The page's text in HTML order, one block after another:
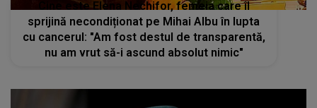
Cine este Elena Nechifor, femeia care îl
sprijină necondiționat pe Mihai Albu în lupta
cu cancerul: "Am fost destul de transparentă,
nu am vrut să-i ascund absolut nimic"